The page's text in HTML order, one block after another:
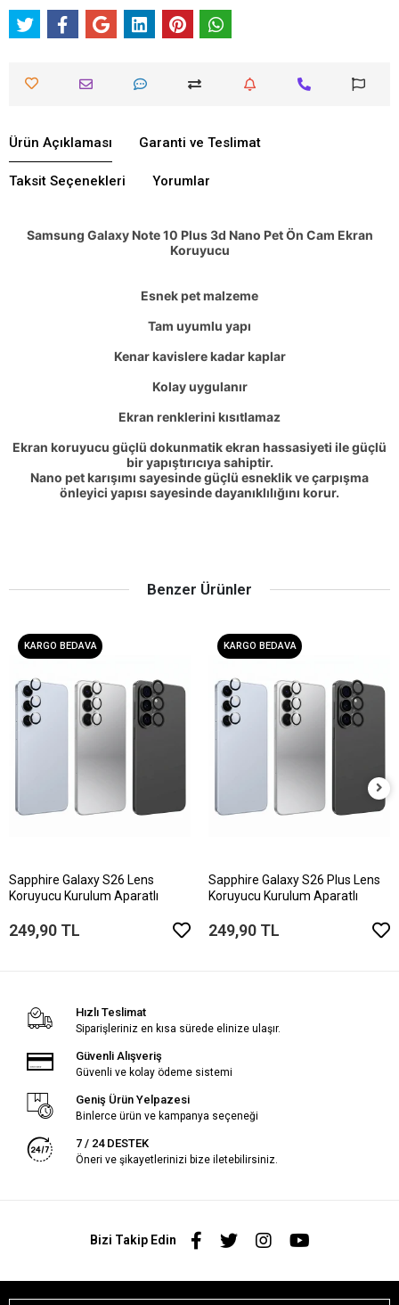
Ürün Açıklaması Garanti ve Teslimat
Taksit Seçenekleri Yorumlar
Samsung Galaxy Note 10 Plus 3d Nano Pet Ön Cam Ekran
Koruyucu
Esnek pet malzeme
Tam uyumlu yapı
Kenar kavislere kadar kaplar
Kolay uygulanır
Ekran renklerini kısıtlamaz
Ekran koruyucu güçlü dokunmatik ekran hassasiyeti ile güçlü
bir yapıştırıcıya sahiptir.
Nano pet karışımı sayesinde güçlü esneklik ve çarpışma
önleyici yapısı sayesinde dayanıklılığını korur.
Benzer Ürünler
KARGO BEDAVA
Sapphire Galaxy S26 Lens
Koruyucu Kurulum Aparatlı
249,90 TL
KARGO BEDAVA
Sapphire Galaxy S26 Plus Lens
Koruyucu Kurulum Aparatlı
249,90 TL
Hızlı Teslimat
Siparişleriniz en kısa sürede elinize ulaşır.
Güvenli Alışveriş
Güvenli ve kolay ödeme sistemi
Geniş Ürün Yelpazesi
Binlerce ürün ve kampanya seçeneği
7 / 24 DESTEK
Öneri ve şikayetlerinizi bize iletebilirsiniz.
Bizi Takip Edin